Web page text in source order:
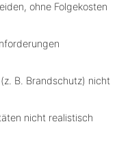
ohne Folgekosten
B. Brandschutz) nicht
nicht realistisch